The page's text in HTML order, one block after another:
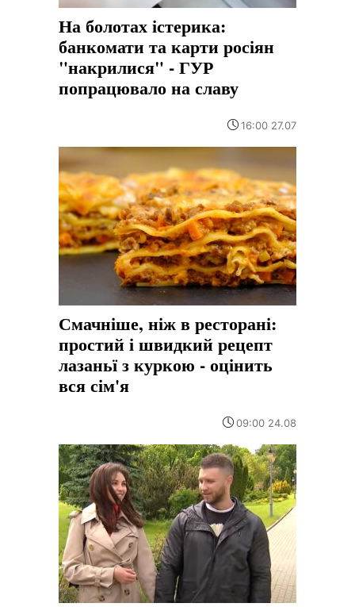
На болотах істерика:
банкомати та карти росіян
"накрилися" - ГУР
попрацювало на славу
16:00 27.07
Смачніше, ніж в ресторані:
простий і швидкий рецепт
лазаньї з куркою - оцінить
вся сім'я
09:00 24.08